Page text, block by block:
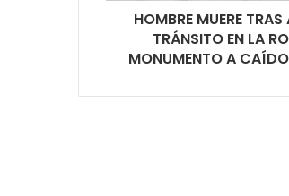
HOMBRE MUERE
TRÁNSITO EN LA
MONUMENTO A